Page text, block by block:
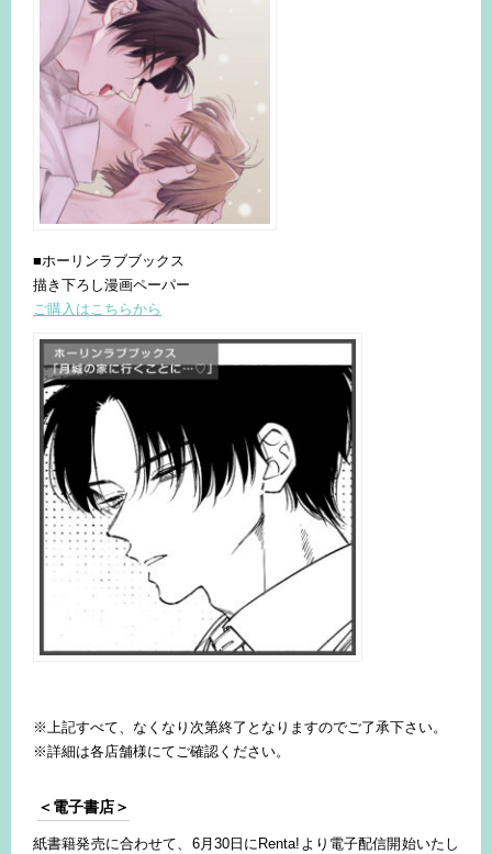
■ホーリンラブブックス
描き下ろし漫画ペーパー
ご購入はこちらから
※上記すべて、なくなり次第終了となりますのでご了承下さい。
※詳細は各店舗様にてご確認ください。
＜電子書店＞
紙書籍発売に合わせて、6月30日にRenta!より電子配信開始いたし